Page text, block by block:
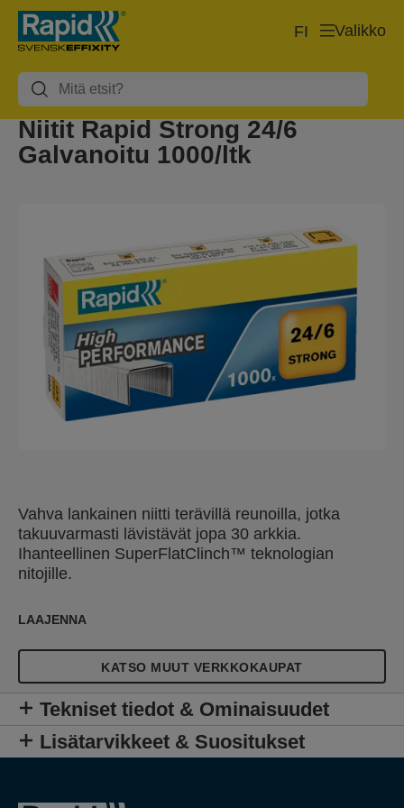
Valikko
FI
Niitit Rapid Strong 24/6
Galvanoitu 1000/ltk
Vahva lankainen niitti terävillä reunoilla, jotka
takuuvarmasti lävistävät jopa 30 arkkia.
Ihanteellinen SuperFlatClinch™ teknologian
nitojille.
LAAJENNA
KATSO MUUT VERKKOKAUPAT
Tekniset tiedot & Ominaisuudet
Lisätarvikkeet & Suositukset